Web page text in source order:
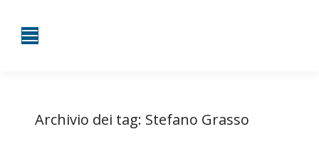
Archivio dei tag: Stefano Grasso